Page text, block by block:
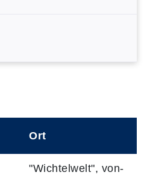
Ort
"Wichtelwelt", von-